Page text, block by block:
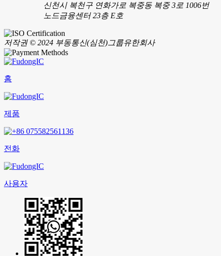
신천시 복천구 연화가로 복중동 복중 3로 1006번
노드금융센터 23층 E호
저작권 © 2024 부동통신(심천)그룹유한회사
홈
제품
전화
사용자